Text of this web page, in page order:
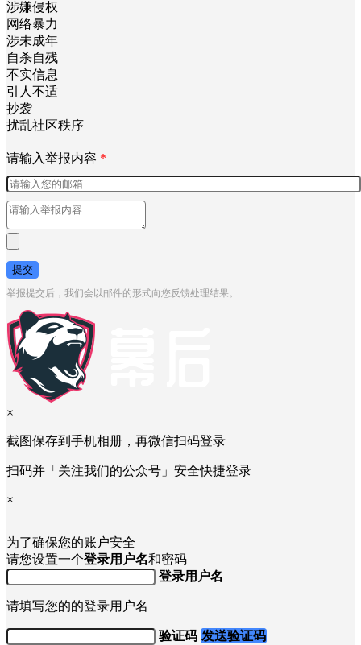
涉嫌侵权
网络暴力
涉未成年
自杀自残
不实信息
引人不适
抄袭
扰乱社区秩序
请输入举报内容 *
提交
举报提交后，我们会以邮件的形式向您反馈处理结果。
×
截图保存到手机相册，再微信扫码登录
扫码并「关注我们的公众号」安全快捷登录
×
为了确保您的账户安全
请您设置一个登录用户名和密码
登录用户名
请填写您的的登录用户名
验证码 发送验证码